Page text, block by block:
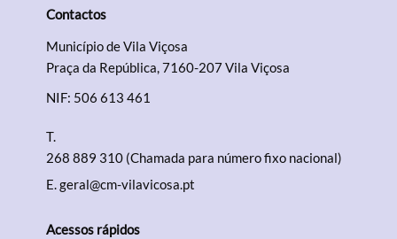
Contactos
Município de Vila Viçosa
Praça da República, 7160-207 Vila Viçosa
NIF: 506 613 461
T.
268 889 310 (Chamada para número fixo nacional)
E.geral@cm-vilavicosa.pt
Acessos rápidos